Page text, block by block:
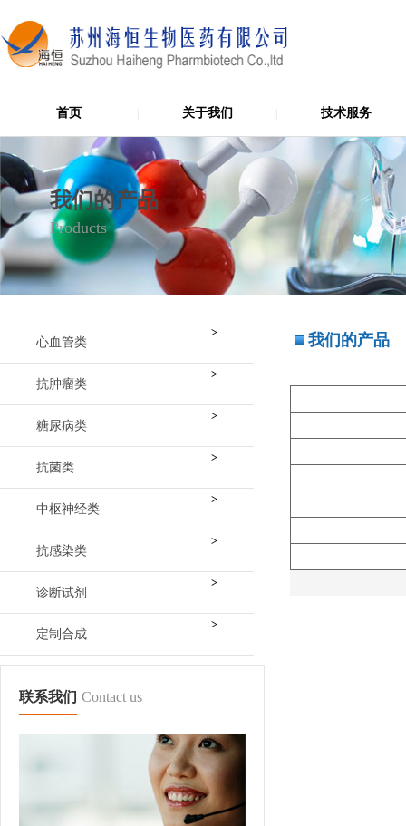
首页 关于我们 技术服务
我们的产品
Products
>
心血管类
>
抗肿瘤类
>
糖尿病类
>
抗菌类
>
中枢神经类
>
抗感染类
>
诊断试剂
>
定制合成
联系我们 Contact us
我们的产品